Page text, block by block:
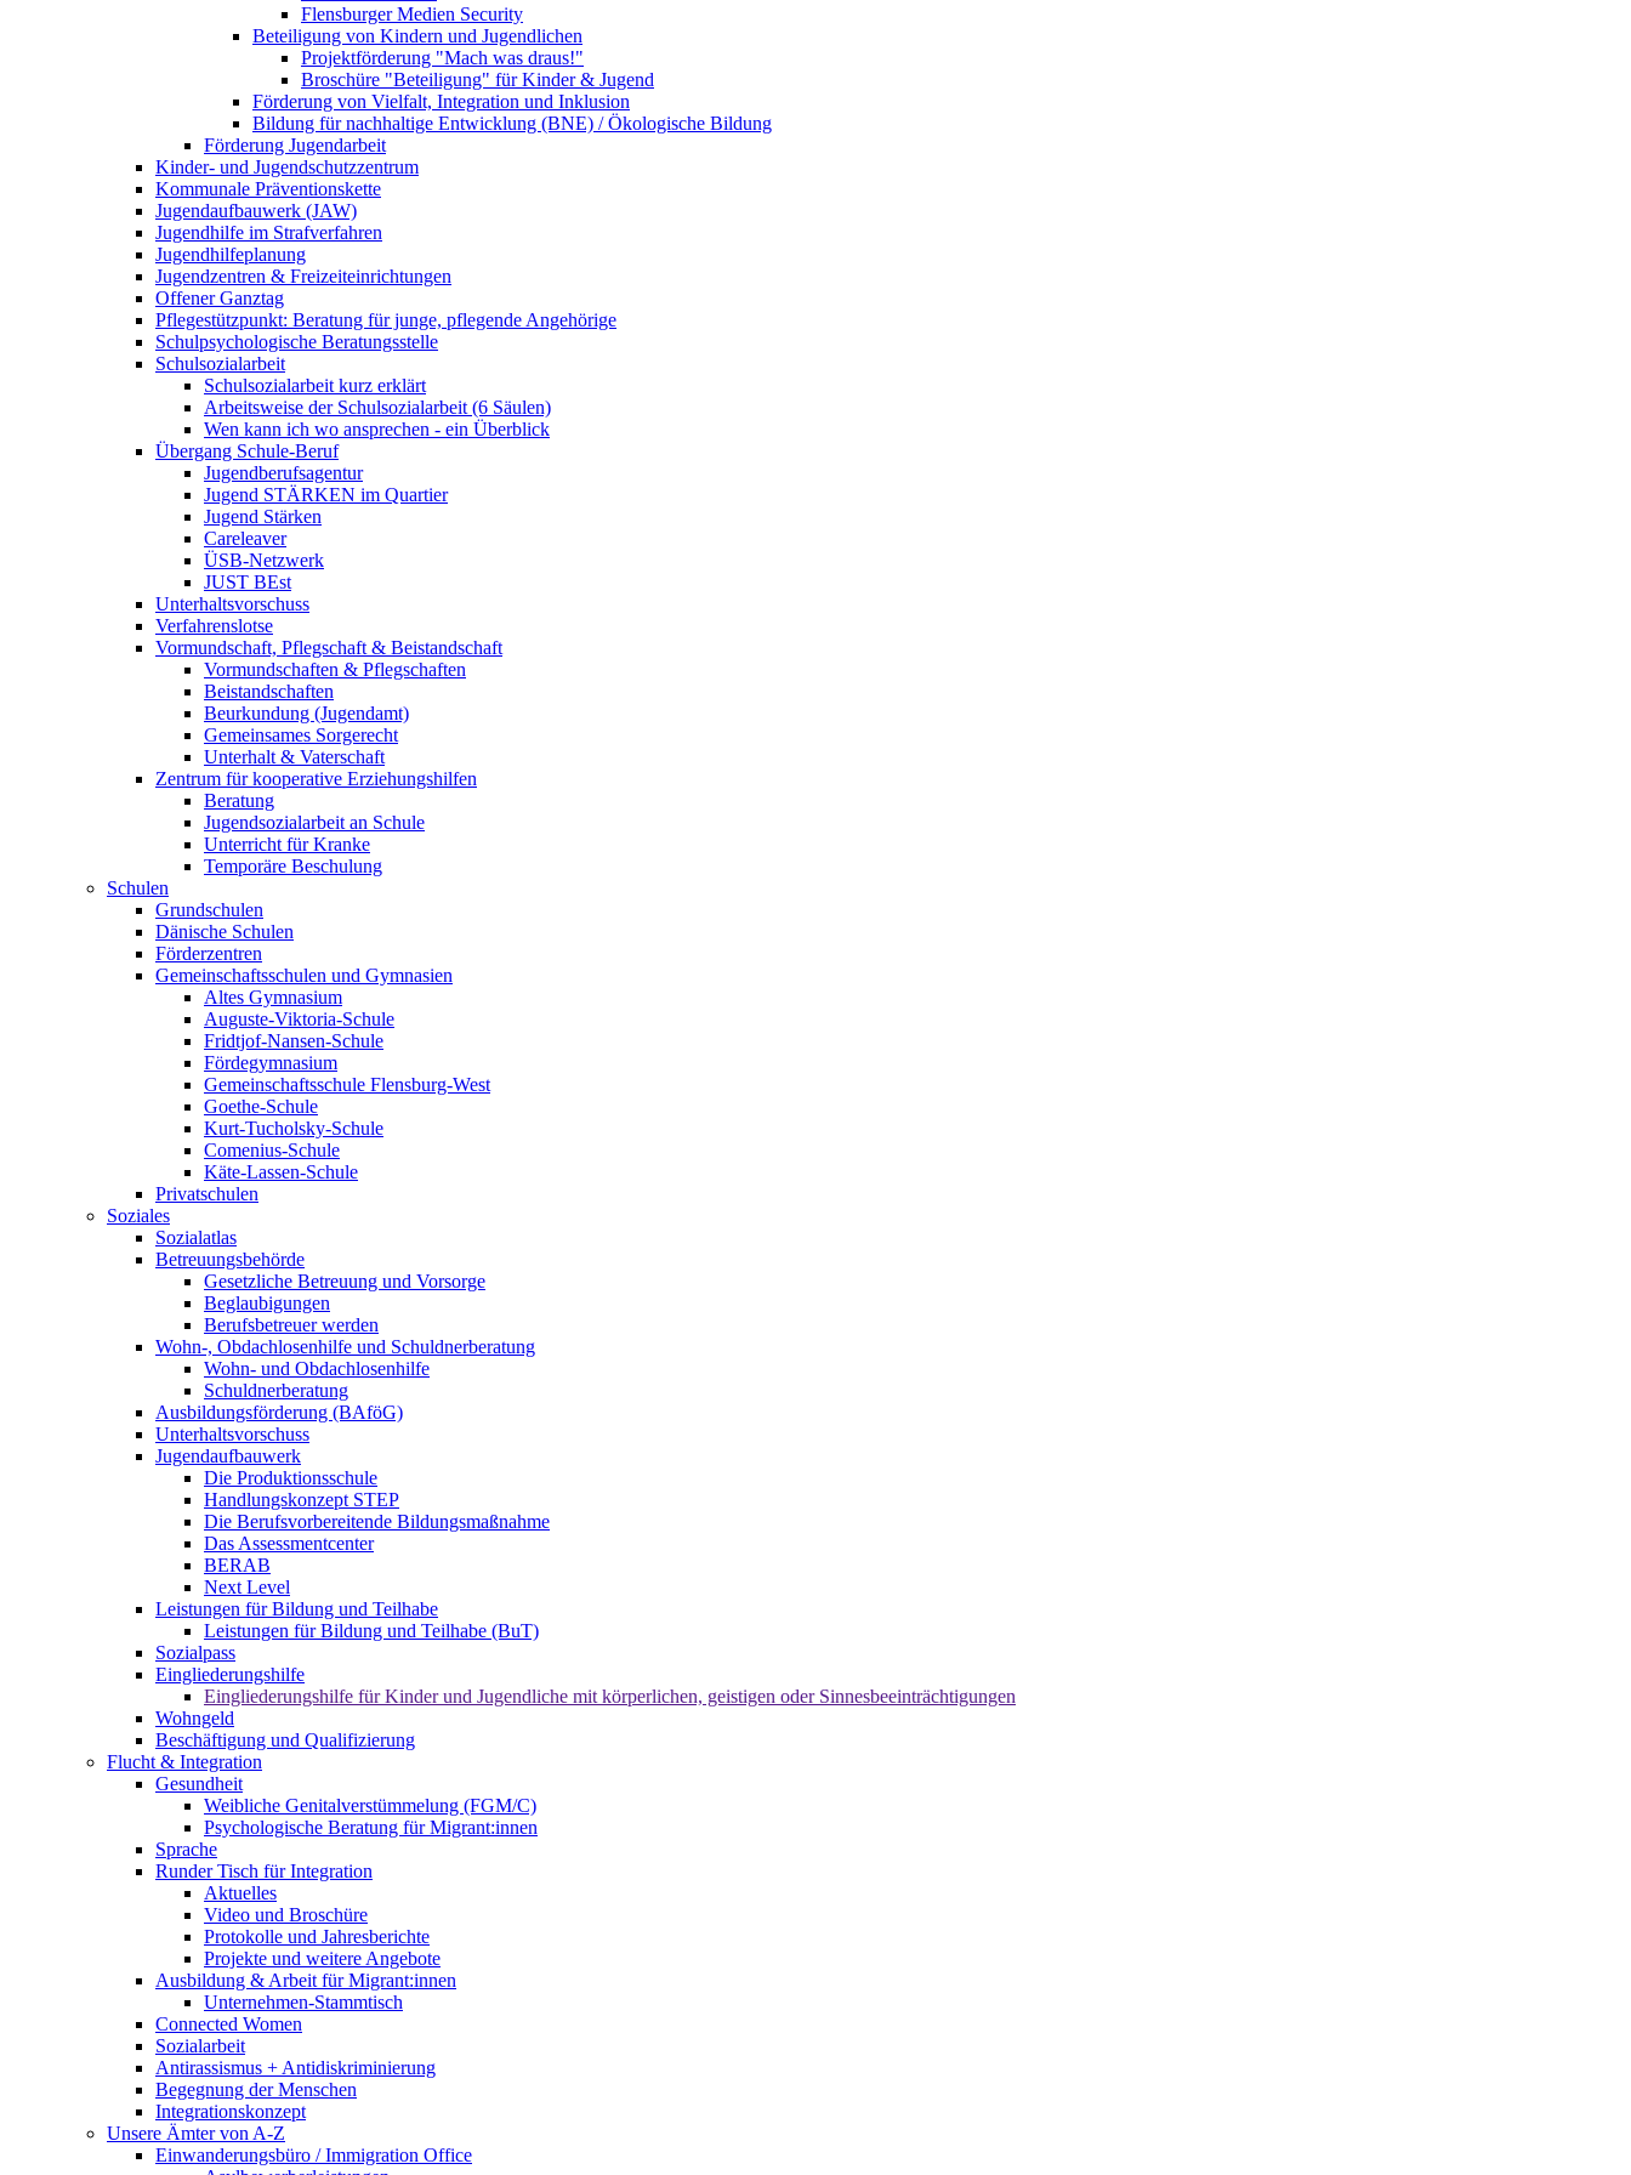
Flensburger Medien Security
Beteiligung von Kindern und Jugendlichen
Projektförderung "Mach was draus!"
Broschüre "Beteiligung" für Kinder & Jugend
Förderung von Vielfalt, Integration und Inklusion
Bildung für nachhaltige Entwicklung (BNE) / Ökologische Bildung
Förderung Jugendarbeit
Kinder- und Jugendschutzzentrum
Kommunale Präventionskette
Jugendaufbauwerk (JAW)
Jugendhilfe im Strafverfahren
Jugendhilfeplanung
Jugendzentren & Freizeiteinrichtungen
Offener Ganztag
Pflegestützpunkt: Beratung für junge, pflegende Angehörige
Schulpsychologische Beratungsstelle
Schulsozialarbeit
Schulsozialarbeit kurz erklärt
Arbeitsweise der Schulsozialarbeit (6 Säulen)
Wen kann ich wo ansprechen - ein Überblick
Übergang Schule-Beruf
Jugendberufsagentur
Jugend STÄRKEN im Quartier
Jugend Stärken
Careleaver
ÜSB-Netzwerk
JUST BEst
Unterhaltsvorschuss
Verfahrenslotse
Vormundschaft, Pflegschaft & Beistandschaft
Vormundschaften & Pflegschaften
Beistandschaften
Beurkundung (Jugendamt)
Gemeinsames Sorgerecht
Unterhalt & Vaterschaft
Zentrum für kooperative Erziehungshilfen
Beratung
Jugendsozialarbeit an Schule
Unterricht für Kranke
Temporäre Beschulung
Schulen
Grundschulen
Dänische Schulen
Förderzentren
Gemeinschaftsschulen und Gymnasien
Altes Gymnasium
Auguste-Viktoria-Schule
Fridtjof-Nansen-Schule
Fördegymnasium
Gemeinschaftsschule Flensburg-West
Goethe-Schule
Kurt-Tucholsky-Schule
Comenius-Schule
Käte-Lassen-Schule
Privatschulen
Soziales
Sozialatlas
Betreuungsbehörde
Gesetzliche Betreuung und Vorsorge
Beglaubigungen
Berufsbetreuer werden
Wohn-, Obdachlosenhilfe und Schuldnerberatung
Wohn- und Obdachlosenhilfe
Schuldnerberatung
Ausbildungsförderung (BAföG)
Unterhaltsvorschuss
Jugendaufbauwerk
Die Produktionsschule
Handlungskonzept STEP
Die Berufsvorbereitende Bildungsmaßnahme
Das Assessmentcenter
BERAB
Next Level
Leistungen für Bildung und Teilhabe
Leistungen für Bildung und Teilhabe (BuT)
Sozialpass
Eingliederungshilfe
Eingliederungshilfe für Kinder und Jugendliche mit körperlichen, geistigen oder Sinnesbeeinträchtigungen
Wohngeld
Beschäftigung und Qualifizierung
Flucht & Integration
Gesundheit
Weibliche Genitalverstümmelung (FGM/C)
Psychologische Beratung für Migrant:innen
Sprache
Runder Tisch für Integration
Aktuelles
Video und Broschüre
Protokolle und Jahresberichte
Projekte und weitere Angebote
Ausbildung & Arbeit für Migrant:innen
Unternehmen-Stammtisch
Connected Women
Sozialarbeit
Antirassismus + Antidiskriminierung
Begegnung der Menschen
Integrationskonzept
Unsere Ämter von A-Z
Einwanderungsbüro / Immigration Office